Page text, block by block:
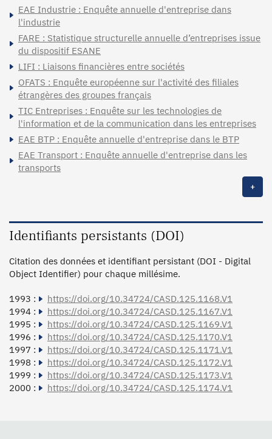
EAE Industrie : Enquête annuelle d'entreprise dans
l'industrie
FARE : Statistique structurelle annuelle d’entreprises issue
du dispositif ESANE
LIFI : Liaisons financières entre sociétés
OFATS : Enquête européenne sur l'activité des filiales
étrangères des groupes français
TIC Entreprises : Enquête sur les technologies de
l'information et de la communication dans les entreprises
EAE BTP : Enquête annuelle d'entreprise dans le BTP
EAE Transport : Enquête annuelle d'entreprise dans les
transports
+
Identifiants persistants (DOI)
Citation des données et identifiant persistant (DOI - Digital
Object Identifier) pour chaque millésime.
1993 :
https://doi.org/10.34724/CASD.125.1168.V1
1994 :
https://doi.org/10.34724/CASD.125.1167.V1
1995 :
https://doi.org/10.34724/CASD.125.1169.V1
1996 :
https://doi.org/10.34724/CASD.125.1170.V1
1997 :
https://doi.org/10.34724/CASD.125.1171.V1
1998 :
https://doi.org/10.34724/CASD.125.1172.V1
1999 :
https://doi.org/10.34724/CASD.125.1173.V1
2000 :
https://doi.org/10.34724/CASD.125.1174.V1